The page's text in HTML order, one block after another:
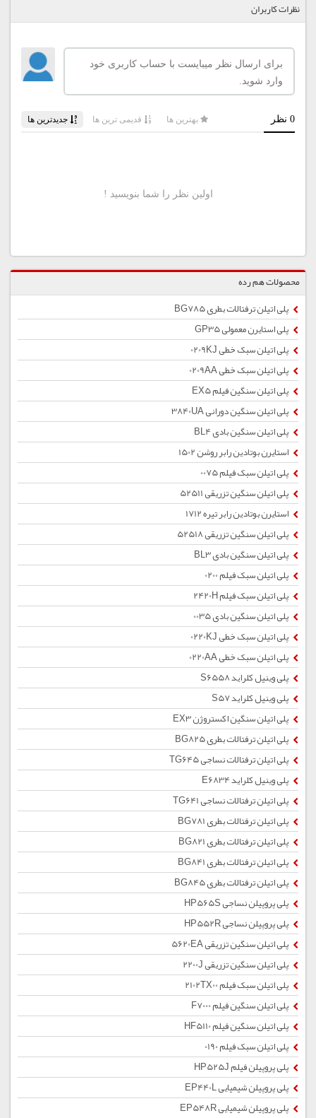
نظرات کاربران
محصولات هم رده
پلی اتیلن ترفتالات بطری BG785
پلی استایرن معمولی GP35
پلی اتیلن سبک خطی 0209KJ
پلی اتیلن سبک خطی 0209AA
پلی اتیلن سنگین فیلم EX5
پلی اتیلن سنگین دورانی 3840UA
پلی اتیلن سنگین بادی BL4
استایرن بوتادین رابر روشن 1502
پلی اتیلن سبک فیلم 0075
پلی اتیلن سنگین تزریقی 52511
استایرن بوتادین رابر تیره 1712
پلی اتیلن سنگین تزریقی 52518
پلی اتیلن سنگین بادی BL3
پلی اتیلن سبک فیلم 0200
پلی اتیلن سبک فیلم 2420H
پلی اتیلن سنگین بادی 0035
پلی اتیلن سبک خطی 0220KJ
پلی اتیلن سبک خطی 0220AA
پلی وینیل کلراید S6558
پلی وینیل کلراید S57
پلی اتیلن سنگین اکستروژن EX3
پلی اتیلن ترفتالات بطری BG825
پلی اتیلن ترفتالات نساجی TG645
پلی وینیل کلراید E6834
پلی اتیلن ترفتالات نساجی TG641
پلی اتیلن ترفتالات بطری BG781
پلی اتیلن ترفتالات بطری BG821
پلی اتیلن ترفتالات بطری BG841
پلی اتیلن ترفتالات بطری BG845
پلی پروپیلن نساجی HP565S
پلی پروپیلن نساجی HP552R
پلی اتیلن سنگین تزریقی 5620EA
پلی اتیلن سنگین تزریقی 2200J
پلی اتیلن سبک فیلم 2102TX00
پلی اتیلن سنگین فیلم F7000
پلی اتیلن سنگین فیلم HF5110
پلی اتیلن سبک فیلم 0190
پلی پروپیلن فیلم HP525J
پلی پروپیلن شیمیایی EP440L
پلی پروپیلن شیمیایی EP548R